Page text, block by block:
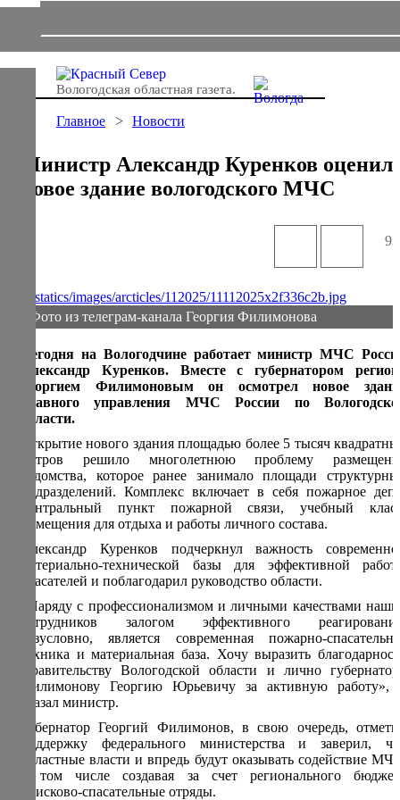
Вологодская областная газета.
Главное Новости
Министр Александр Куренков оценил
новое здание вологодского МЧС
Фото из телеграм-канала Георгия Филимонова
Сегодня на Вологодчине работает министр МЧС
Александр Куренков. Вместе с губернатором
Георгием Филимоновым он осмотрел новое
Главного управления МЧС России по
области.
Открытие нового здания площадью более 5 тысяч
метров решило многолетнюю проблему
ведомства, которое ранее занимало площади
подразделений. Комплекс включает в себя пожарное
центральный пункт пожарной связи, учебный
помещения для отдыха и работы личного состава.
Александр Куренков подчеркнул важность
материально-технической базы для эффективной
спасателей и поблагодарил руководство области.
«Наряду с профессионализмом и личными качествами
сотрудников залогом эффективного
безусловно, является современная пожарно-
техника и материальная база. Хочу выразить
Правительству Вологодской области и лично
Филимонову Георгию Юрьевичу за активную работу»,
сказал министр.
Губернатор Георгий Филимонов, в свою очередь,
поддержку федерального министерства и заверил,
областные власти и впредь будут оказывать содействие
в том числе создавая за счет регионального
поисково-спасательные отряды.